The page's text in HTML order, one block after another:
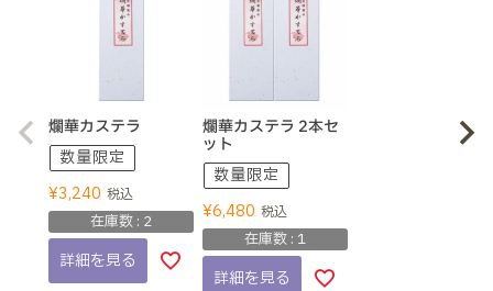
爛華カステラ
数量限定
¥3,240 税込
在庫数 2
詳細を見る
爛華カステラ 2本セ
ット
数量限定
¥6,480 税込
在庫数 1
詳細を見る